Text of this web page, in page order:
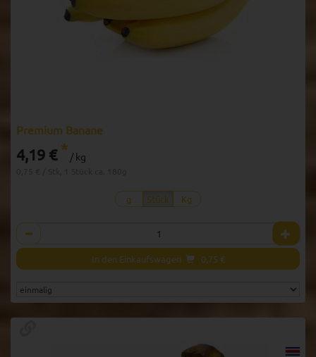
Premium Banane
4,19 € * / kg
g Stück Kg
Anzahl
In den Einkaufswagen 0,75 €